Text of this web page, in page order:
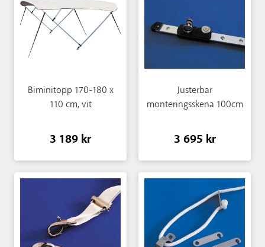
Biminitopp 170-180 x
110 cm, vit
3 189 kr
Justerbar
monteringsskena 100cm
3 695 kr